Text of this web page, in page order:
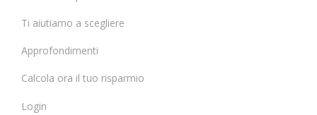
Ti aiutiamo a scegliere
Approfondimenti
Calcola ora il tuo risparmio
Login